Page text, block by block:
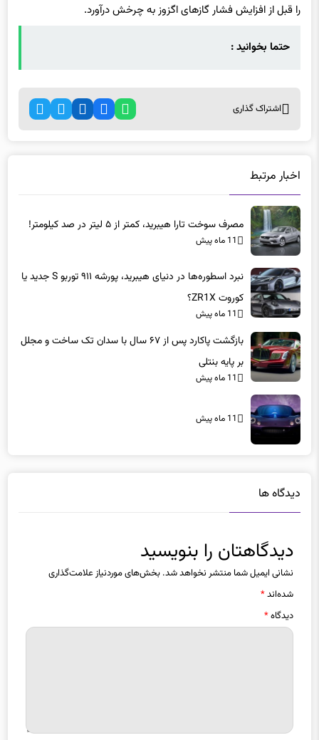
را قبل از افزایش فشار گازهای اگزوز به چرخش درآورد.
حتما بخوانید :
اشتراک گذاری
اخبار مرتبط
مصرف سوخت تارا هیبرید، کمتر از ۵ لیتر در صد کیلومتر!
11 ماه پیش
نبرد اسطوره‌ها در دنیای هیبرید، پورشه ۹۱۱ توربو S جدید یا
کوروت ZR1X؟
11 ماه پیش
بازگشت پاکارد پس از ۶۷ سال با سدان تک ساخت و مجلل
بر پایه بنتلی
11 ماه پیش
11 ماه پیش
دیدگاه ها
دیدگاهتان را بنویسید
نشانی ایمیل شما منتشر نخواهد شد. بخش‌های موردنیاز علامت‌گذاری
شده‌اند*
دیدگاه*